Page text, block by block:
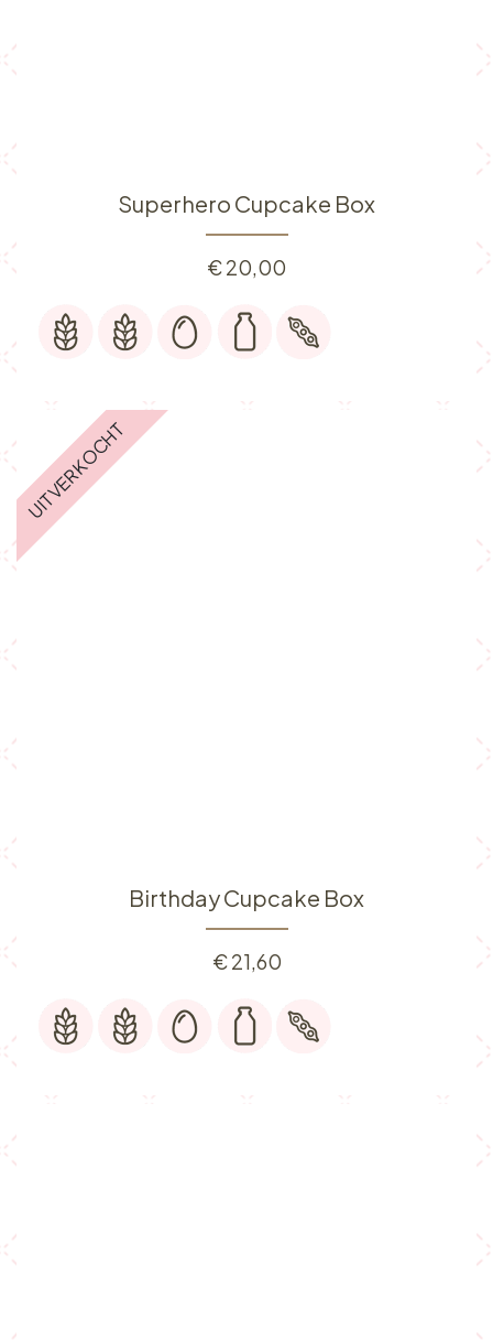
Superhero Cupcake Box
€20,00
UITVERKOCHT
Birthday Cupcake Box
€21,60